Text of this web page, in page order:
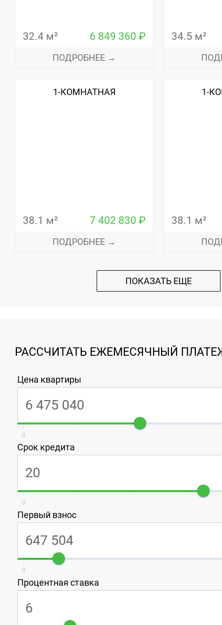
32.4 м² 6 849 360 ₽
ПОДРОБНЕЕ →
34.5 м²
1-КОМНАТНАЯ
38.1 м² 7 402 830 ₽
ПОДРОБНЕЕ →
1-
38.1 м²
ПОКАЗАТЬ ЕЩЕ
РАССЧИТАТЬ ЕЖЕМЕСЯЧНЫЙ
Цена квартиры
0
Срок кредита
0
Первый взнос
0
Процентная ставка